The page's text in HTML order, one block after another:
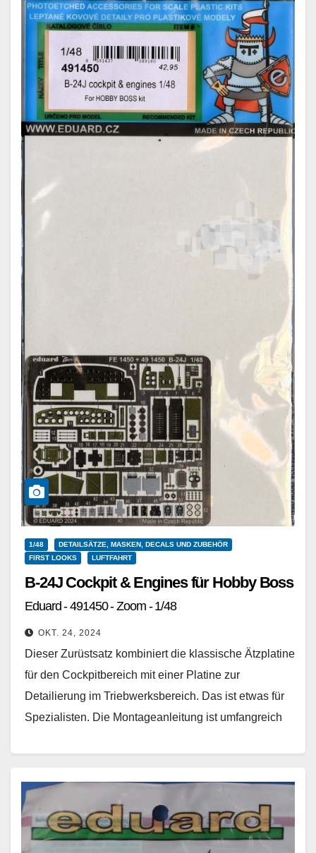
1/48
DETAILSÄTZE, MASKEN, DECALS UND ZUBEHÖR
FIRST LOOKS
LUFTFAHRT
B-24J Cockpit & Engines für Hobby Boss
Eduard - 491450 - Zoom - 1/48
OKT. 24, 2024
Dieser Zurüstsatz kombiniert die klassische Ätzplatine
für den Cockpitbereich mit einer Platine zur
Detailierung im Triebwerksbereich. Das ist etwas für
Spezialisten. Die Montageanleitung ist umfangreich